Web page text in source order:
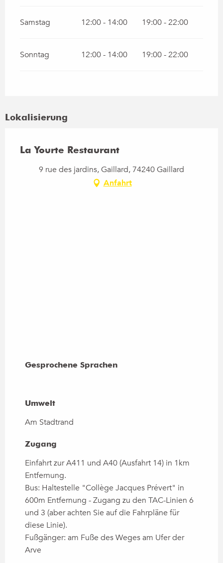
Samstag 12:00 - 14:00 19:00 - 22:00
Sonntag 12:00 - 14:00 19:00 - 22:00
Lokalisierung
La Yourte Restaurant
9 rue des jardins, Gaillard, 74240 Gaillard
Anfahrt
Gesprochene Sprachen
Gesprochene Sprachen
Umwelt
Umwelt
Am Stadtrand
Zugang
Zugang
Einfahrt zur A411 und A40 (Ausfahrt 14) in 1km
Entfernung.
Bus: Haltestelle "Collège Jacques Prévert" in
600m Entfernung - Zugang zu den TAC-Linien 6
und 3 (aber achten Sie auf die Fahrpläne für
diese Linie).
Fußgänger: am Fuße des Weges am Ufer der
Arve